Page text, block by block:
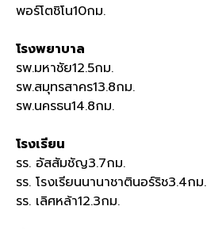
พอร์โตชิโน10กม.
โรงพยาบาล
รพ.มหาชัย12.5กม.
รพ.สมุทรสาคร13.8กม.
รพ.นครธน14.8กม.
โรงเรียน
รร. อัสสัมชัญ3.7กม.
รร. โรงเรียนนานาชาตินอร์ริช3.4กม.
รร. เลิศหล้า12.3กม.